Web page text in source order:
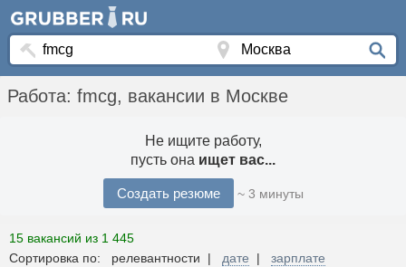
Работа: fmcg, вакансии в Москве
Не ищите работу,
пусть она ищет вас...
Создать резюме ~ 3 минуты
15 вакансий из 1 445
Сортировка по: релевантности | дате | зарплате